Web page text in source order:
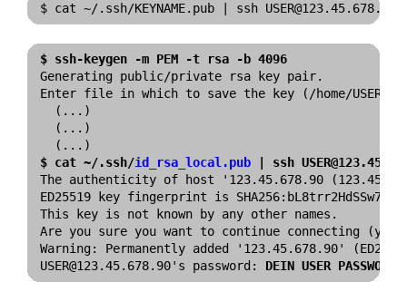
$ cat ~/.ssh/KEYNAME.pub | ssh USER@123.45.678.90
$ ssh-keygen -m PEM -t rsa -b 4096
Generating public/private rsa key pair.
Enter file in which to save the key (/home/USER/
  (...)
  (...)
$ cat ~/.ssh/id_rsa_local.pub | ssh
The authenticity of host '123.45.678.90
ED25519 key fingerprint is
This key is not known by any other names.
Are you sure you want to continue connecting
Warning: Permanently added '123.45.678.90'
USER@123.45.678.90's password: